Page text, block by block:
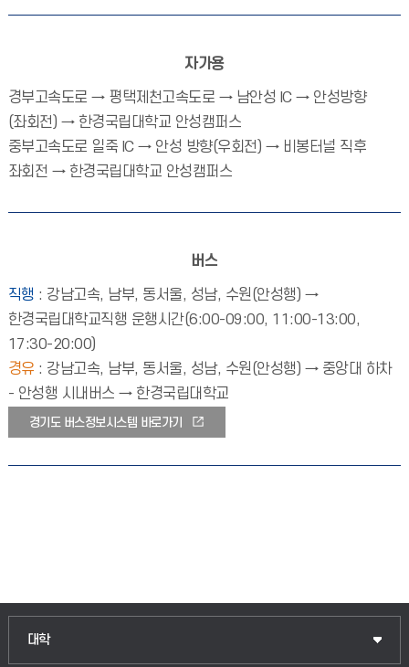
자가용
경부고속도로 → 평택제천고속도로 → 남안성 IC → 안성방향
(좌회전) → 한경국립대학교 안성캠퍼스
중부고속도로 일죽 IC → 안성 방향(우회전) → 비봉터널 직후
좌회전 → 한경국립대학교 안성캠퍼스
버스
직행 : 강남고속, 남부, 동서울, 성남, 수원(안성행) →
한경국립대학교직행 운행시간(6:00-09:00, 11:00-13:00,
17:30-20:00)
경유 : 강남고속, 남부, 동서울, 성남, 수원(안성행) → 중앙대 하차
- 안성행 시내버스 → 한경국립대학교
경기도 버스정보시스템 바로가기
대학